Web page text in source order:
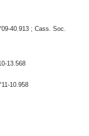
40.913 ; Cass. Soc.
13.568
10.958